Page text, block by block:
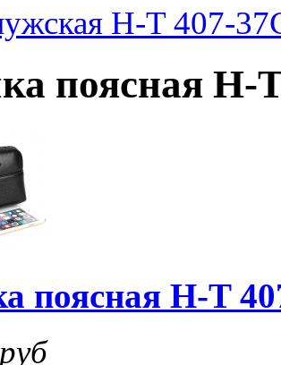
H-T 407-37
поясная H-
поясная H-T
руб